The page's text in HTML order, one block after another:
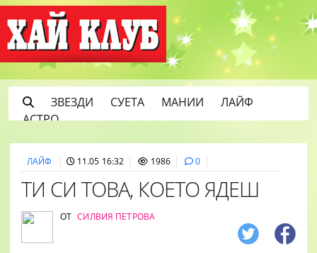
ЗВЕЗДИ СУЕТА МАНИИ
ЛАЙФ
АСТРО
ЛАЙФ 11.05 16:32 1986 0
ТИ СИ ТОВА, КОЕТО ЯДЕШ
ОТ СИЛВИЯ ПЕТРОВА